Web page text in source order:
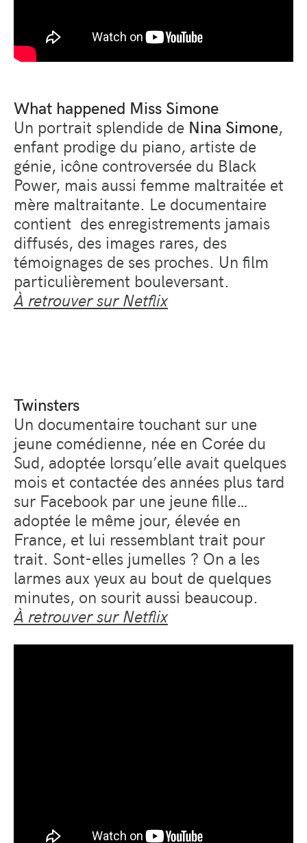
What happened Miss Simone
Un portrait splendide de Nina Simone,
enfant prodige du piano, artiste de
génie, icône controversée du Black
Power, mais aussi femme maltraitée et
mère maltraitante. Le documentaire
contient des enregistrements jamais
diffusés, des images rares, des
témoignages de ses proches. Un film
particulièrement bouleversant.
À retrouver sur Netflix
Twinsters
Un documentaire touchant sur une
jeune comédienne, née en Corée du
Sud, adoptée lorsqu’elle avait quelques
mois et contactée des années plus tard
sur Facebook par une jeune fille…
adoptée le même jour, élevée en
France, et lui ressemblant trait pour
trait. Sont-elles jumelles ? On a les
larmes aux yeux au bout de quelques
minutes, on sourit aussi beaucoup.
À retrouver sur Netflix